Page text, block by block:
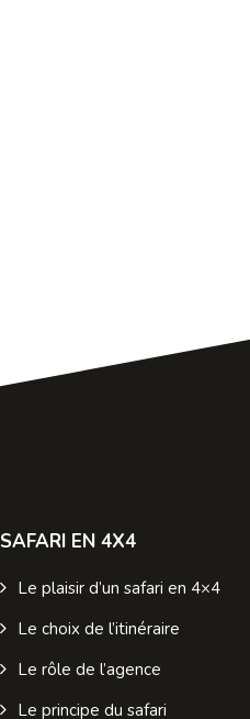
SAFARI EN 4X4
Le plaisir d’un safari en 4×4
Le choix de l’itinéraire
Le rôle de l’agence
Le principe du safari